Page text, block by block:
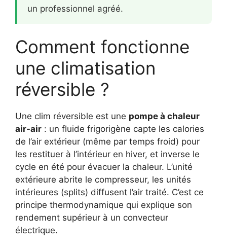
un professionnel agréé.
Comment fonctionne
une climatisation
réversible ?
Une clim réversible est une pompe à chaleur
air-air : un fluide frigorigène capte les calories
de l’air extérieur (même par temps froid) pour
les restituer à l’intérieur en hiver, et inverse le
cycle en été pour évacuer la chaleur. L’unité
extérieure abrite le compresseur, les unités
intérieures (splits) diffusent l’air traité. C’est ce
principe thermodynamique qui explique son
rendement supérieur à un convecteur
électrique.